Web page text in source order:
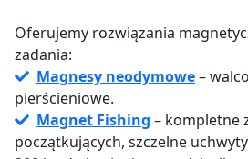
Oferujemy rozwiązania
zadania:
Magnesy neodymowe–
pierścieniowe.
Magnet Fishing – kompletne
początkujących, szczelne